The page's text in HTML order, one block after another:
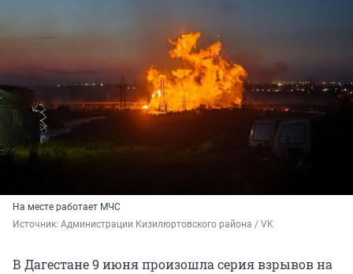
На месте работает МЧС
Источник: Администрации Кизилюртовского района / VK
В Дагестане 9 июня произошла серия взрывов на